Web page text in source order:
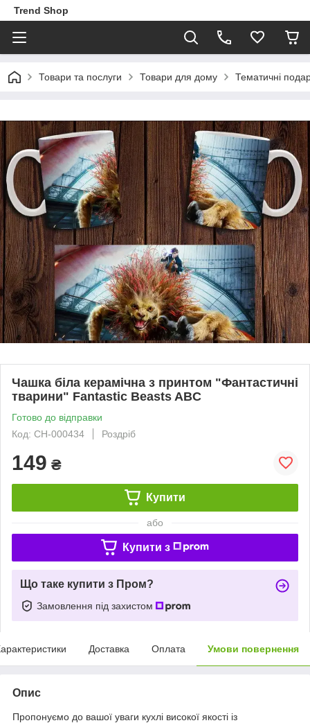
Trend Shop
Товари та послуги Товари для дому Тематичні
Чашка біла керамічна з принтом "Фантастичні
тварини" Fantastic Beasts ABC
Готово до відправки
Код: СH-000434
Роздріб
149 ₴
Купити
або
Купити з
Що таке купити з Пром?
Замовлення під захистом
Доставка Оплата Умови повернення
Опис
Пропонуємо до вашої уваги кухлі високої якості із